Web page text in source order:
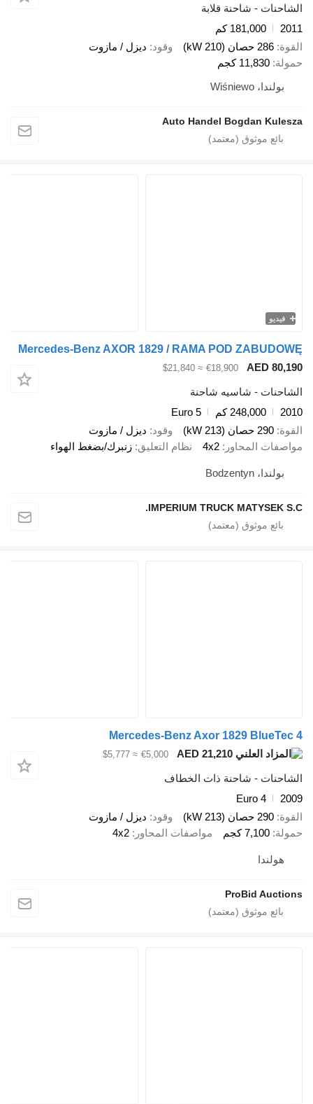
الشاحنات - شاحنة قلابة
2011
181,000 كم
القوة 286 حصان (210 kW) وقود ديزل / مازوت
حمولة 11,830 كجم
بولندا، Wiśniewo
Auto Handel Bogdan Kulesza
فيديو
Mercedes-Benz AXOR 1829 / RAMA POD ZABUDOWĘ
AED 80,190
€18,900
≈ $21,840
الشاحنات - شاسيه شاحنة
2010
248,000 كم
Euro 5
القوة 290 حصان (213 kW) وقود ديزل / مازوت
مواصفات المحاور
4x2 نظام التعليق زنبرك/بضغط الهواء
بولندا، Bodzentyn
IMPERIUM TRUCK MATYSEK S.C.
Mercedes-Benz Axor 1829 BlueTec 4
€5,000
≈ $5,777
الشاحنات - شاحنة ذات الخطاف
2009
Euro 4
القوة 290 حصان (213 kW) وقود ديزل / مازوت
حمولة 7,100 كجم مواصفات المحاور 4x2
هولندا
ProBid Auctions